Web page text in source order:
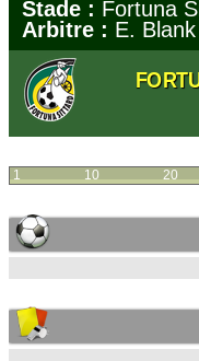
Stade : Fortuna
Arbitre : E. Blank
1 10 20